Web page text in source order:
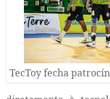
TecToy fecha